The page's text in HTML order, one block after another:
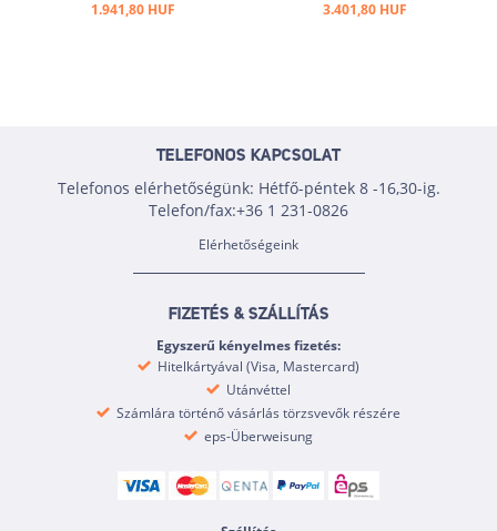
1.941,80 HUF
3.401,80 HUF
TELEFONOS KAPCSOLAT
Telefonos elérhetőségünk: Hétfő-péntek 8 -16,30-ig.
Telefon/fax:+36 1 231-0826
Elérhetőségeink
FIZETÉS & SZÁLLÍTÁS
Egyszerű kényelmes fizetés:
Hitelkártyával (Visa, Mastercard)
Utánvéttel
Számlára történő vásárlás törzsvevők részére
eps-Überweisung